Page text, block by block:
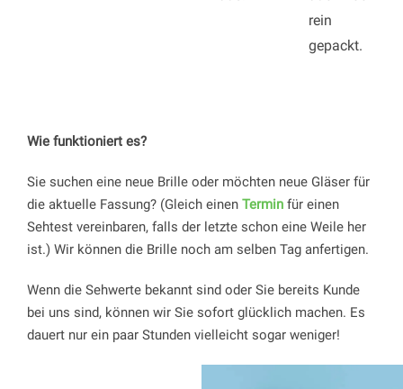
rein
gepackt.
Wie funktioniert es?
Sie suchen eine neue Brille oder möchten neue Gläser für
die aktuelle Fassung? (Gleich einen Terminfür einen
Sehtest vereinbaren, falls der letzte schon eine Weile her
ist.) Wir können die Brille noch am selben Tag anfertigen.
Wenn die Sehwerte bekannt sind oder Sie bereits Kunde
bei uns sind, können wir Sie sofort glücklich machen. Es
dauert nur ein paar Stunden vielleicht sogar weniger!